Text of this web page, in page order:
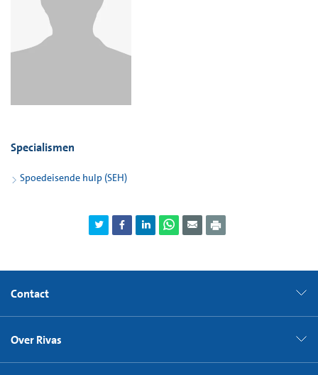
Specialismen
Spoedeisende hulp (SEH)
Contact
Over Rivas